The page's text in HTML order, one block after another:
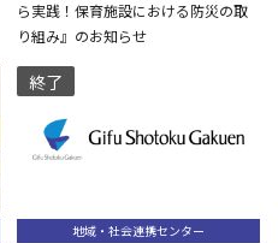
ら実践！保育施設における防災の取
り組み』のお知らせ
終了
地域・社会連携センター